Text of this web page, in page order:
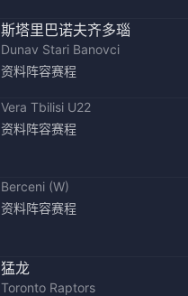
斯塔里巴诺夫齐多瑙
Dunav Stari Banovci
资料阵容赛程
Vera Tbilisi U22
资料阵容赛程
Berceni (W)
资料阵容赛程
猛龙
Toronto Raptors